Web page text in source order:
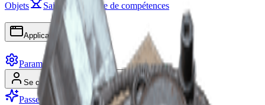
Objets
Saisons Arbre de compétences
Applications
Paramètres
Se connecter S'inscrire
Passer Premium